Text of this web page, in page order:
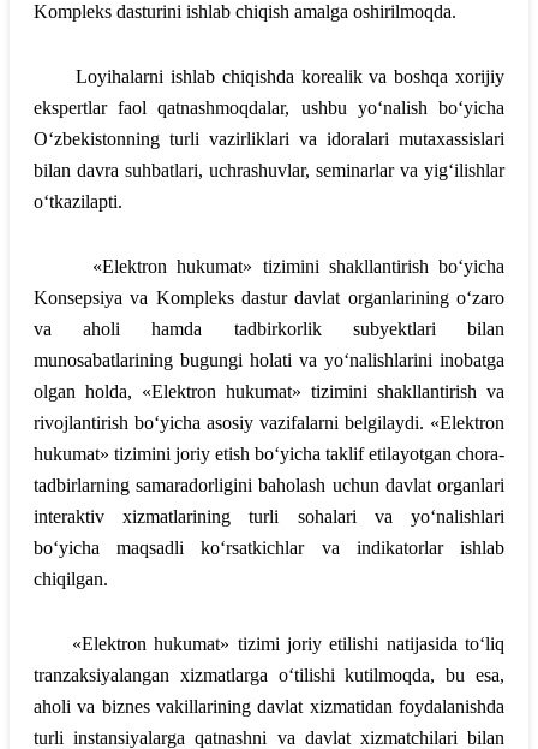
Kompleks dasturini ishlab chiqish amalga oshirilmoqda.
Loyihalarni ishlab chiqishda korealik va boshqa xorijiy
ekspertlar faol qatnashmoqdalar, ushbu yo‘nalish bo‘yicha
O‘zbekistonning turli vazirliklari va idoralari mutaxassislari
bilan davra suhbatlari, uchrashuvlar, seminarlar va yig‘ilishlar
o‘tkazilapti.
«Elektron hukumat» tizimini shakllantirish bo‘yicha
Konsepsiya va Kompleks dastur davlat organlarining o‘zaro
va aholi hamda tadbirkorlik subyektlari bilan
munosabatlarining bugungi holati va yo‘nalishlarini inobatga
olgan holda, «Elektron hukumat» tizimini shakllantirish va
rivojlantirish bo‘yicha asosiy vazifalarni belgilaydi. «Elektron
hukumat» tizimini joriy etish bo‘yicha taklif etilayotgan chora-
tadbirlarning samaradorligini baholash uchun davlat organlari
interaktiv xizmatlarining turli sohalari va yo‘nalishlari
bo‘yicha maqsadli ko‘rsatkichlar va indikatorlar ishlab
chiqilgan.
«Elektron hukumat» tizimi joriy etilishi natijasida to‘liq
tranzaksiyalangan xizmatlarga o‘tilishi kutilmoqda, bu esa,
aholi va biznes vakillarining davlat xizmatidan foydalanishda
turli instansiyalarga qatnashni va davlat xizmatchilari bilan